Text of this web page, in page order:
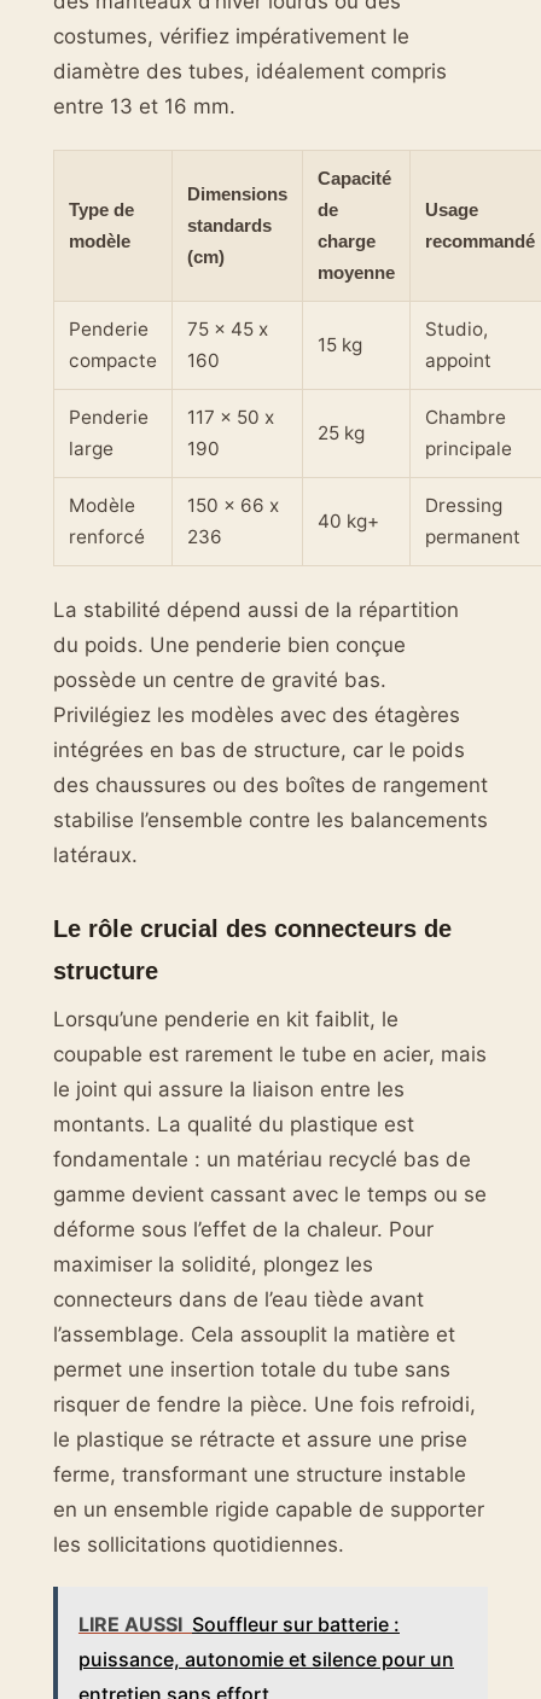
costumes, vérifiez impérativement le
diamètre des tubes, idéalement compris
entre 13 et 16 mm.
Type de
modèle
Dimensions
standards
(cm)
Capacité
de
charge
moyenne
Usage
recommandé
Penderie
compacte
75 x 45 x
160
15 kg
Studio,
appoint
Penderie
large
117 x 50 x
190
25 kg
Chambre
principale
Modèle
renforcé
150 x 66 x
236
40 kg+
Dressing
permanent
La stabilité dépend aussi de la répartition
du poids. Une penderie bien conçue
possède un centre de gravité bas.
Privilégiez les modèles avec des étagères
intégrées en bas de structure, car le poids
des chaussures ou des boîtes de rangement
stabilise l’ensemble contre les balancements
latéraux.
Le rôle crucial des connecteurs de
structure
Lorsqu’une penderie en kit faiblit, le
coupable est rarement le tube en acier, mais
le joint qui assure la liaison entre les
montants. La qualité du plastique est
fondamentale : un matériau recyclé bas de
gamme devient cassant avec le temps ou se
déforme sous l’effet de la chaleur. Pour
maximiser la solidité, plongez les
connecteurs dans de l’eau tiède avant
l’assemblage. Cela assouplit la matière et
permet une insertion totale du tube sans
risquer de fendre la pièce. Une fois refroidi,
le plastique se rétracte et assure une prise
ferme, transformant une structure instable
en un ensemble rigide capable de supporter
les sollicitations quotidiennes.
LIRE AUSSI Souffleur sur batterie :
puissance, autonomie et silence pour un
entretien sans effort